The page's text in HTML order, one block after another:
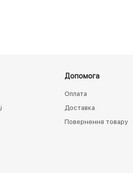
Допомога
Оплата
Доставка
Повернення товару